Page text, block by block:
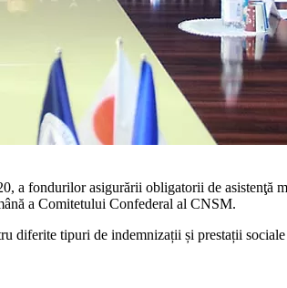
a fondurilor asigurării obligatorii de
a Comitetului Confederal al CNSM.
diferite tipuri de indemnizații și prestații